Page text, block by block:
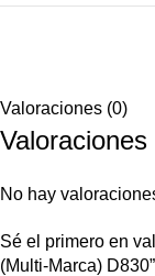
Valoraciones (0)
Valoraciones
No hay
Sé el primero en
(Multi-Marca) D830”